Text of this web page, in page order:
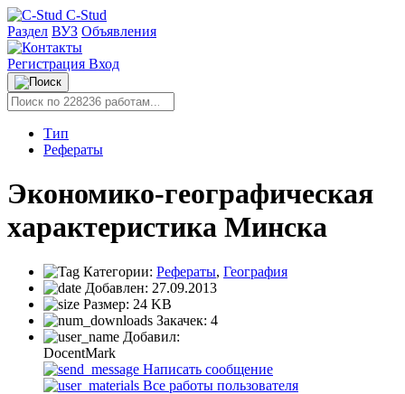
C-Stud
Раздел ВУЗ Объявления
Регистрация Вход
Тип
Рефераты
Экономико-географическая
характеристика Минска
Категории: Рефераты, География
Добавлен: 27.09.2013
Размер: 24 KB
Закачек: 4
Добавил:
DocentMark
Написать сообщение
Все работы пользователя